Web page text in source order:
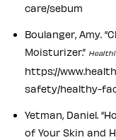
care/sebum
Boulanger, Amy.
Moisturizer.”
https://
safety/healthy-
Yetman, Daniel.
of Your Skin and